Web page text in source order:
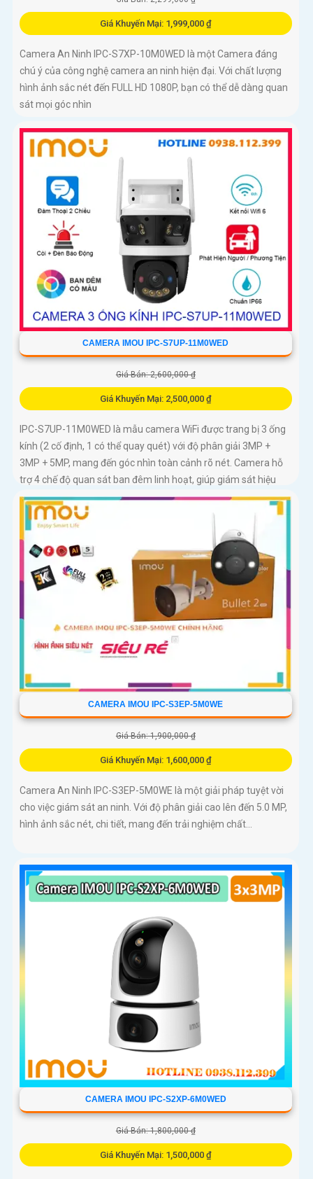
Giá Khuyến Mại: 1,999,000 ₫
Camera An Ninh IPC-S7XP-10M0WED là một Camera đáng
chú ý của công nghệ camera an ninh hiện đại. Với chất lượng
hình ảnh sắc nét đến FULL HD 1080P, bạn có thể dễ dàng quan
sát mọi góc nhìn
CAMERA IMOU IPC-S7UP-11M0WED
Giá Bán: 2,600,000 ₫
Giá Khuyến Mại: 2,500,000 ₫
IPC-S7UP-11M0WED là mẫu camera WiFi được trang bị 3 ống
kính (2 cố định, 1 có thể quay quét) với độ phân giải 3MP +
3MP + 5MP, mang đến góc nhìn toàn cảnh rõ nét. Camera hỗ
trợ 4 chế độ quan sát ban đêm linh hoạt, giúp giám sát hiệu
quả trong mọi điều kiện ánh sáng
CAMERA IMOU IPC-S3EP-5M0WE
Giá Bán: 1,900,000 ₫
Giá Khuyến Mại: 1,600,000 ₫
Camera An Ninh IPC-S3EP-5M0WE là một giải pháp tuyệt vời
cho việc giám sát an ninh. Với độ phân giải cao lên đến 5.0 MP,
hình ảnh sắc nét, chi tiết, mang đến trải nghiệm chất...
CAMERA IMOU IPC-S2XP-6M0WED
Giá Bán: 1,800,000 ₫
Giá Khuyến Mại: 1,500,000 ₫